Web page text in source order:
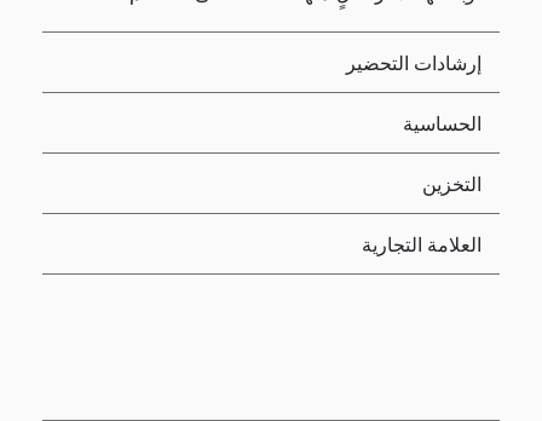
إرشادات التحضير
الحساسية
التخزين
العلامة التجارية